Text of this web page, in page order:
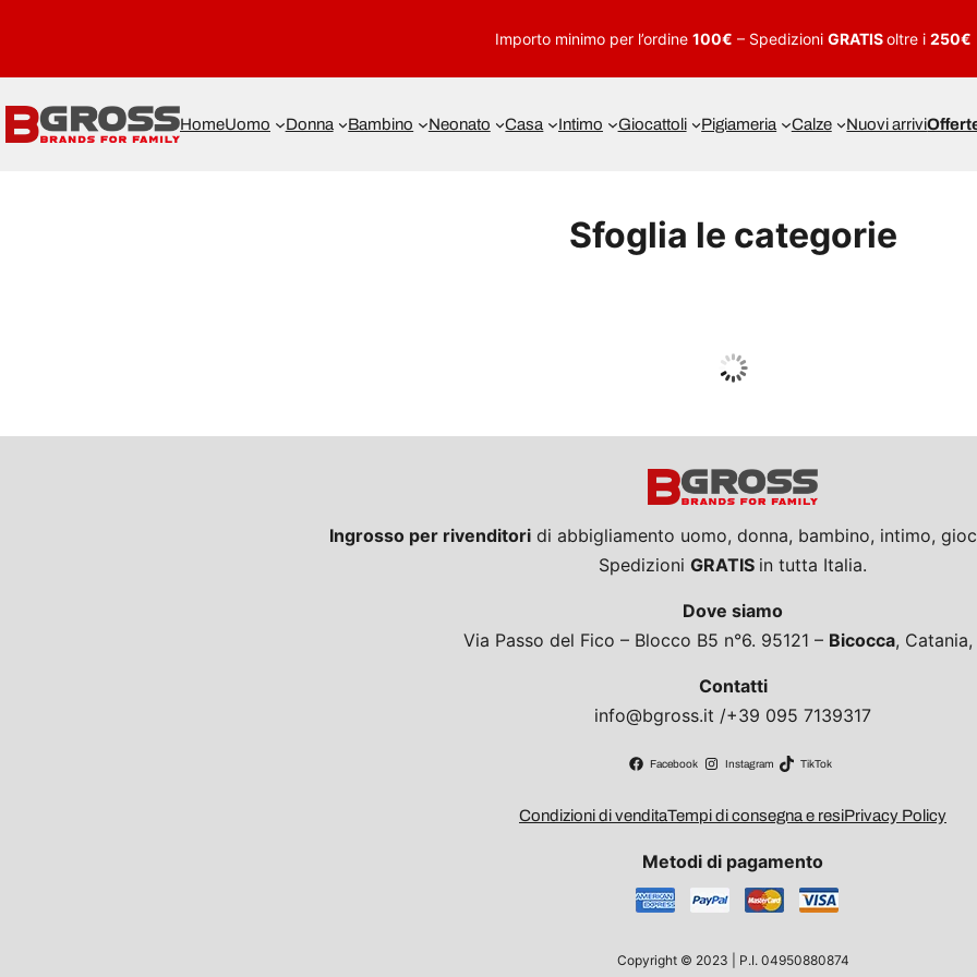
Importo minimo per l’ordine 100€ – Spedizioni GRATISoltre i 250€
HomeUomo Donna Bambino Neonato Casa Intimo Giocattoli Pigiameria Calze Nuovi arrivi
Sfoglia le categorie
Guarda tutto
Ingrosso per rivenditori di abbigliamento uomo, donna, bambino, intimo,
Spedizioni GRATIS in tutta Italia.
Dove siamo
Via Passo del Fico – Blocco B5 n°6. 95121 – Bicocca,
Contatti
info@bgross.it /+39 095 7139317
Facebook Instagram TikTok
Condizioni di venditaTempi di consegna e resiPrivacy Policy
Metodi di pagamento
Copyright © 2023 | P.I. 04950880874